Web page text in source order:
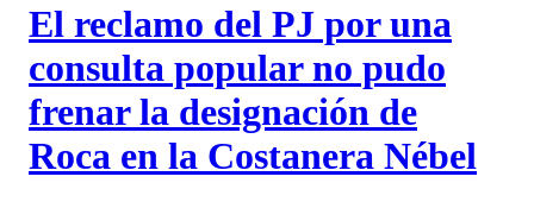
El reclamo del PJ por una
consulta popular no pudo
frenar la designación de
Roca en la Costanera Nébel